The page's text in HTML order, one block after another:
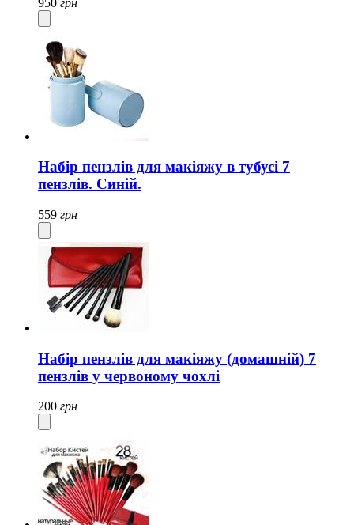
Набір пензлів для макіяжу в тубусі 7
пензлів. Синій.
559 грн
Набір пензлів для макіяжу (домашній) 7
пензлів у червоному чохлі
200 грн